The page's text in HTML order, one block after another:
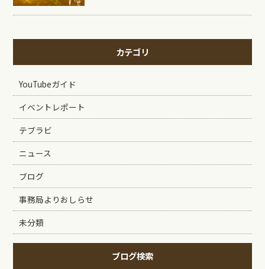
カテゴリ
YouTubeガイド
イベントレポート
テブラビ
ニュース
ブログ
事務局よりおしらせ
未分類
ブログ検索